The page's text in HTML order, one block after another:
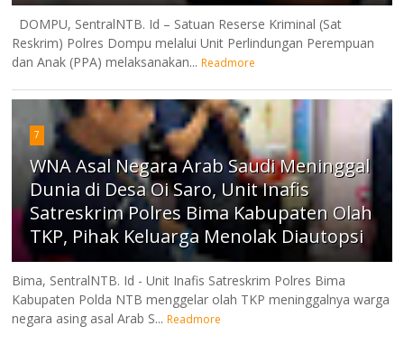
DOMPU, SentralNTB. Id – Satuan Reserse Kriminal (Sat
Reskrim) Polres Dompu melalui Unit Perlindungan Perempuan
dan Anak (PPA) melaksanakan... Readmore
7
WNA Asal Negara Arab Saudi Meninggal
Dunia di Desa Oi Saro, Unit Inafis
Satreskrim Polres Bima Kabupaten Olah
TKP, Pihak Keluarga Menolak Diautopsi
Bima, SentralNTB. Id - Unit Inafis Satreskrim Polres Bima
Kabupaten Polda NTB menggelar olah TKP meninggalnya warga
negara asing asal Arab S... Readmore